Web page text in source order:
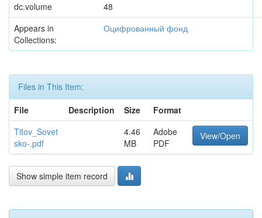
dc.volume
48
Appears in
Collections:
Оцифрованный фонд
Files in This Item:
File
Description Size
Format
Titov_Sovet
sko-.pdf
4.46
MB
Adobe
PDF
View/Open
Show simple item record